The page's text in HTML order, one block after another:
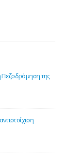
Πεζοδρόμηση της